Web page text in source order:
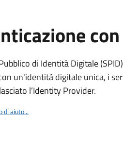
con
di Identità Digitale
un'identità digitale unica, i
l’Identity Provider.
di aiuto...